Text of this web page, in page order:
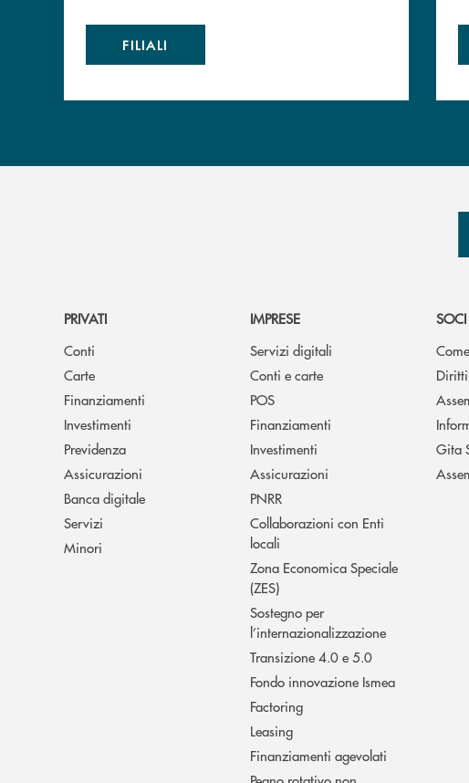
FILIALI
PRIVATI
Conti
Carte
Finanziamenti
Investimenti
Previdenza
Assicurazioni
Banca digitale
Servizi
Minori
IMPRESE
Servizi digitali
Conti e carte
POS
Finanziamenti
Investimenti
Assicurazioni
PNRR
Collaborazioni con Enti
locali
Zona Economica Speciale
(ZES)
Sostegno per
l’internazionalizzazione
Transizione 4.0 e 5.0
Fondo innovazione Ismea
Factoring
Leasing
Finanziamenti agevolati
SOCI
Gita